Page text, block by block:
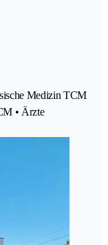
Medizin TCM
• Ärzte